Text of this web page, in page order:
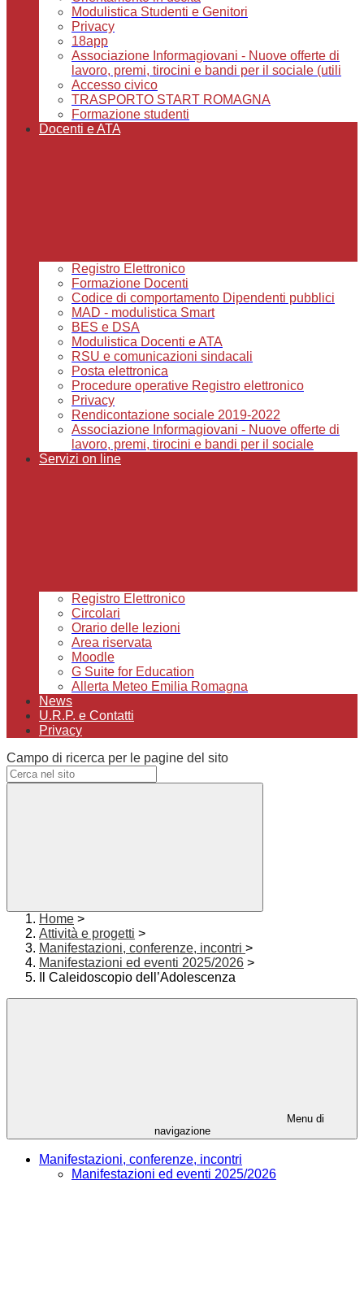
Modulistica Studenti e Genitori
Privacy
18app
Associazione Informagiovani - Nuove offerte di
lavoro, premi, tirocini e bandi per il sociale (utili
Accesso civico
TRASPORTO START ROMAGNA
Formazione studenti
Docenti e ATA
Registro Elettronico
Formazione Docenti
Codice di comportamento Dipendenti pubblici
MAD - modulistica Smart
BES e DSA
Modulistica Docenti e ATA
RSU e comunicazioni sindacali
Posta elettronica
Procedure operative Registro elettronico
Privacy
Rendicontazione sociale 2019-2022
Associazione Informagiovani - Nuove offerte di
lavoro, premi, tirocini e bandi per il sociale
Servizi on line
Registro Elettronico
Circolari
Orario delle lezioni
Area riservata
Moodle
G Suite for Education
Allerta Meteo Emilia Romagna
News
U.R.P. e Contatti
Privacy
Campo di ricerca per le pagine del sito
Home >
Attività e progetti >
Manifestazioni, conferenze, incontri >
Manifestazioni ed eventi 2025/2026 >
Il Caleidoscopio dell’Adolescenza
Menu di
navigazione
Manifestazioni, conferenze, incontri
Manifestazioni ed eventi 2025/2026